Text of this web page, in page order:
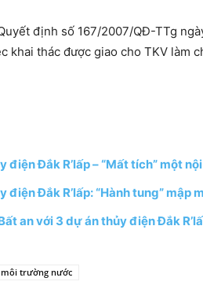
định số 167/2007/QĐ-TTg
khai thác được giao cho TKV làm
điện Đắk R’lấp – “Mất tích” một
điện Đắk R’lấp: “Hành tung” mập
an với 3 dự án thủy điện Đắk
trường nước